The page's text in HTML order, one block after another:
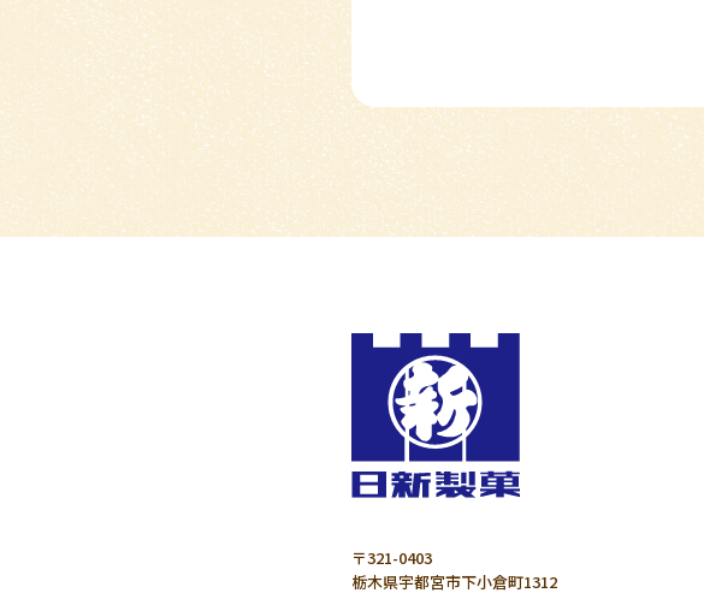
〒321-0403
栃木県宇都宮市下小倉町1312